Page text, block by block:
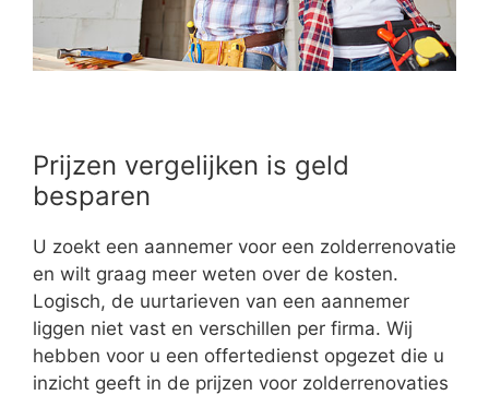
Prijzen vergelijken is geld
besparen
U zoekt een aannemer voor een zolderrenovatie
en wilt graag meer weten over de kosten.
Logisch, de uurtarieven van een aannemer
liggen niet vast en verschillen per firma. Wij
hebben voor u een offertedienst opgezet die u
inzicht geeft in de prijzen voor zolderrenovaties